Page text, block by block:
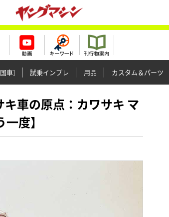
車] 試乗インプレ 用品 カスタム＆パーツ
車の原点：カワサキ マ
度】